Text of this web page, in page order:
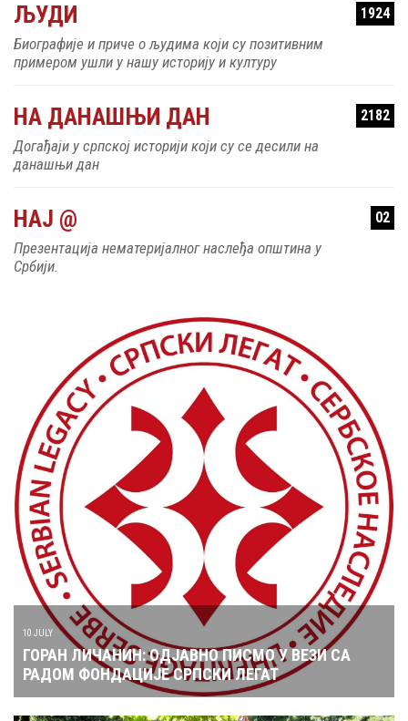
ЉУДИ 1924
Биографије и приче о људима који су позитивним
примером ушли у нашу историју и културу
НА ДАНАШЊИ ДАН 2182
Догађаји у српској историји који су се десили на
данашњи дан
НАЈ @ 02
Презентација нематеријалног наслеђа општина у
Србији.
10 JULY
ГОРАН ЛИЧАНИН: ОДЈАВНО ПИСМО У ВЕЗИ СА
РАДОМ ФОНДАЦИЈЕ СРПСКИ ЛЕГАТ